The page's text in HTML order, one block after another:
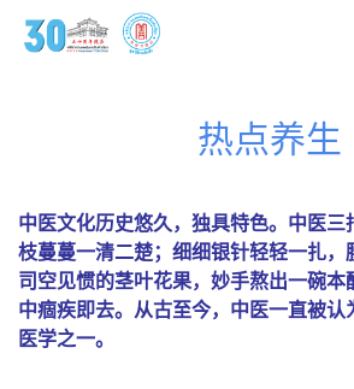
热点养生
中医文化历史悠久，独具特色。中医
枝蔓蔓一清二楚；细细银针轻轻一扎，
司空见惯的茎叶花果，妙手熬出一碗
中痼疾即去。从古至今，中医一直被
医学之一。